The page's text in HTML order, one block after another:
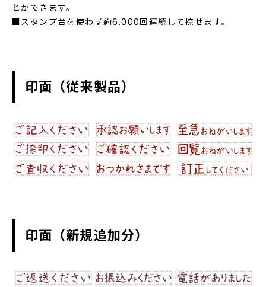
とができます。
■スタンプ台を使わず約6,000回連続して捺せます。
印面（従来製品）
印面（新規追加分）